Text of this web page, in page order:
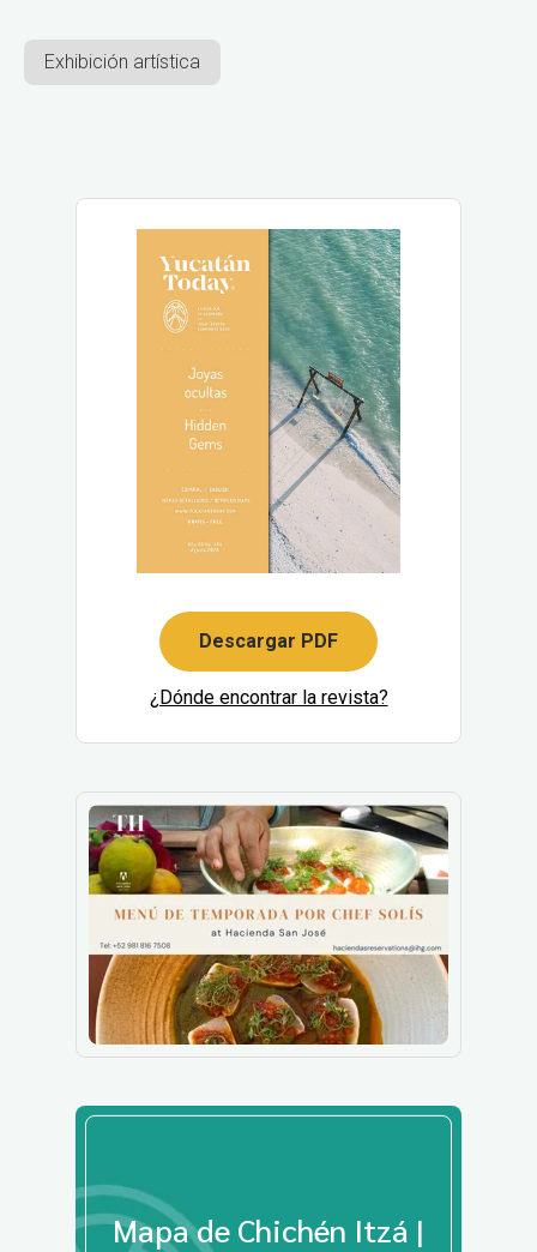
Exhibición artística
Descargar PDF
¿Dónde encontrar la revista?
Mapa de Chichén Itzá |